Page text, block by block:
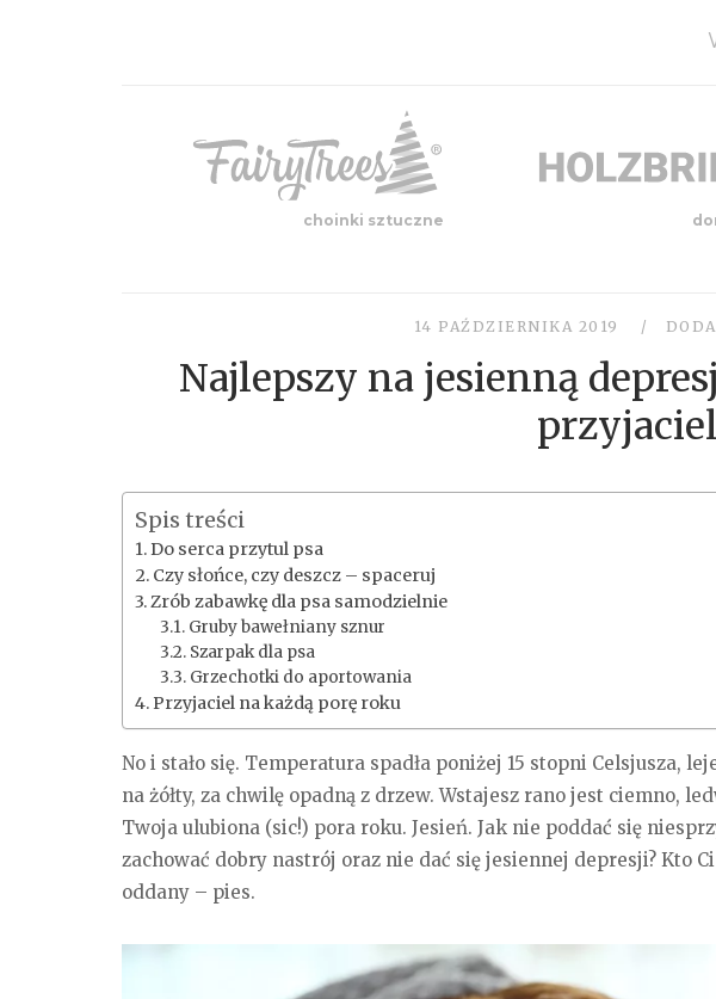
choinki sztuczne
14 PAŹDZIERNIKA 2019
Najlepszy na jesienną
przyjaciel
Spis treści
Do serca przytul psa
Czy słońce, czy deszcz – spaceruj
Zrób zabawkę dla psa samodzielnie
Gruby bawełniany sznur
Szarpak dla psa
Grzechotki do aportowania
Przyjaciel na każdą porę roku
No i stało się. Temperatura spadła poniżej 15 stopni Celsjusza,
na żółty, za chwilę opadną z drzew. Wstajesz rano jest ciemno,
Twoja ulubiona (sic!) pora roku. Jesień. Jak nie poddać się
zachować dobry nastrój oraz nie dać się jesiennej depresji? Kto
oddany – pies.